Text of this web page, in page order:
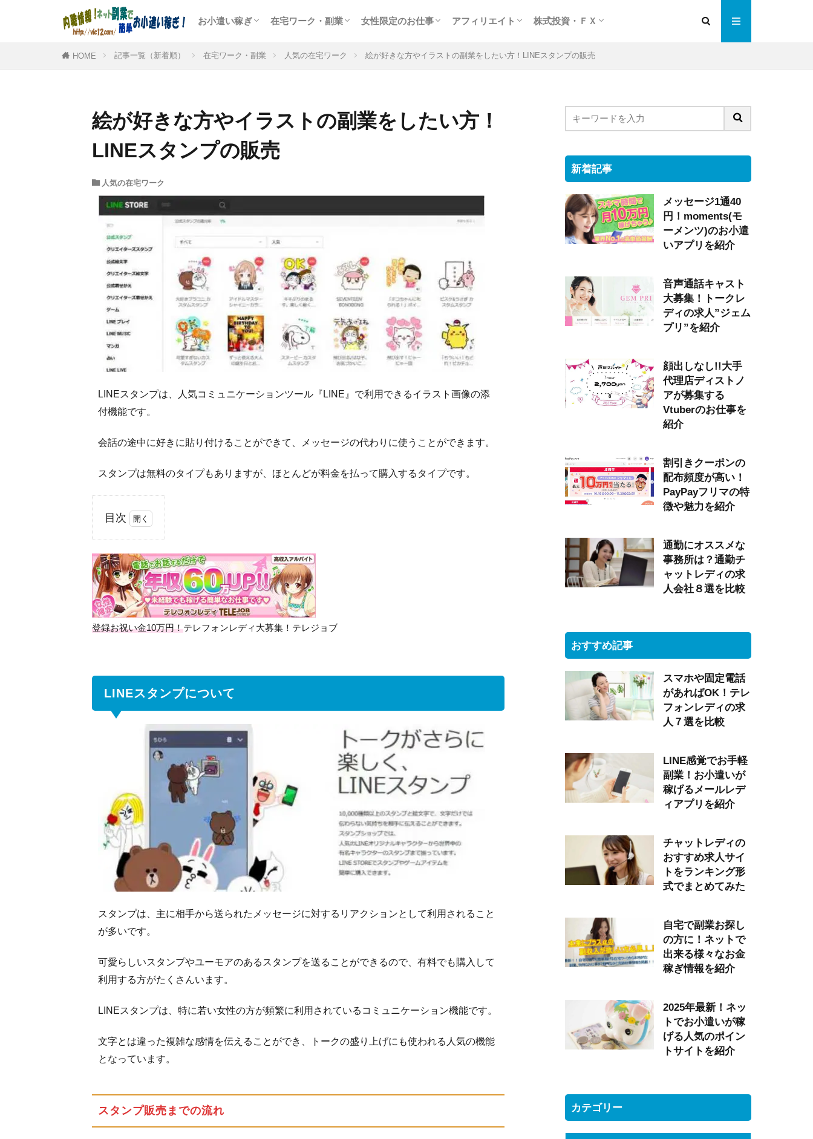
お小遣い稼ぎ 在宅ワーク・副業 女性限定のお仕事 アフィリエイト 株式投資・ＦＸ
HOME 記事一覧（新着順） 在宅ワーク・副業 人気の在宅ワーク 絵が好きな方やイラストの副業をしたい方！LINEスタンプの販売
絵が好きな方やイラストの副業をしたい方！
LINEスタンプの販売
人気の在宅ワーク
LINEスタンプは、人気コミュニケーションツール『LINE』で利用できるイラスト画像の添
付機能です。
会話の途中に好きに貼り付けることができて、メッセージの代わりに使うことができます。
スタンプは無料のタイプもありますが、ほとんどが料金を払って購入するタイプです。
目次
LINE
スタ
ンプ
につ
いて
1.1
販売
まで
れ
いて
1.3
どん
なス
タン
プが
売れ
の？
やブ
ログ
しよ
登録お祝い金10万円！テレフォンレディ大募集！テレジョブ
LINEスタンプについて
スタンプは、主に相手から送られたメッセージに対するリアクションとして利用されること
が多いです。
可愛らしいスタンプやユーモアのあるスタンプを送ることができるので、有料でも購入して
利用する方がたくさんいます。
LINEスタンプは、特に若い女性の方が頻繁に利用されているコミュニケーション機能です。
文字とは違った複雑な感情を伝えることができ、トークの盛り上げにも使われる人気の機能
となっています。
スタンプ販売までの流れ
新着記事
メッセージ1通40
円！moments(モ
ーメンツ)のお小遣
いアプリを紹介
音声通話キャスト
大募集！トークレ
ディの求人”ジェム
プリ”を紹介
顔出しなし!!大手
代理店ディストノ
アが募集する
Vtuberのお仕事を
紹介
割引きクーポンの
配布頻度が高い！
PayPayフリマの特
徴や魅力を紹介
通勤にオススメな
事務所は？通勤チ
ャットレディの求
人会社８選を比較
おすすめ記事
スマホや固定電話
があればOK！テレ
フォンレディの求
人７選を比較
LINE感覚でお手軽
副業！お小遣いが
稼げるメールレデ
ィアプリを紹介
チャットレディの
おすすめ求人サイ
トをランキング形
式でまとめてみた
自宅で副業お探し
の方に！ネットで
出来る様々なお金
稼ぎ情報を紹介
2025年最新！ネッ
トでお小遣いが稼
げる人気のポイン
トサイトを紹介
カテゴリー